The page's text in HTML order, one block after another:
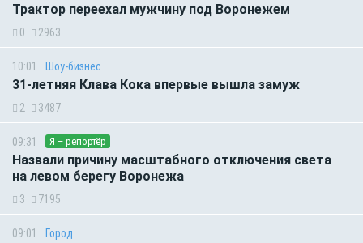
Трактор переехал мужчину под Воронежем
0 2963
10:01 Шоу-бизнес
31-летняя Клава Кока впервые вышла замуж
2 3487
09:31 Я – репортёр
Назвали причину масштабного отключения света
на левом берегу Воронежа
3 7195
09:01 Город